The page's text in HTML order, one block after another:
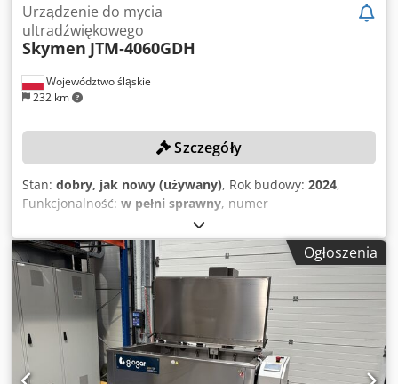
Województwo śląskie
232 km
Urządzenie do mycia
ultradźwiękowego
Skymen JTM‑4060GDH
Szczegóły
Stan: dobry, jak nowy (używany), Rok budowy: 2024,
Funkcjonalność: w pełni sprawny, numer
DZ-202409012
(4,08 KM), moc:1,5 kW (2,04 KM), temperatura robocza:95
°C, użyteczna pojemność zbiornika:99 l, Wyposażenie:
dokumentacja / instrukcja obsługi, Maszyna została
zakupiona nowa od producenta w 2024 roku, używana była
jedynie przez krótki okres i dlatego znajduje się w stanie
jak nowa! System składa się z czterech niezależnych komór
i umożliwia kompletny proces czyszczenia, obejmujący
mycie, płukanie oraz suszenie. DANE TECHNICZNE Liczba
Ogłoszenia